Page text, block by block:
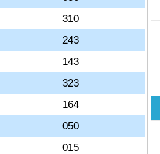
310
243
143
323
164
050
015